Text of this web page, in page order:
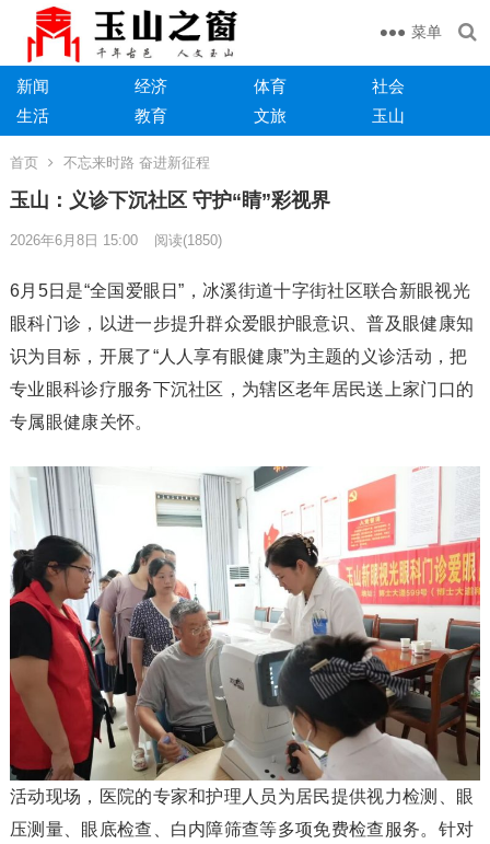
菜单
新闻 经济 体育
社会
生活
教育 文旅 玉山
首页 不忘来时路 奋进新征程
玉山：义诊下沉社区 守护“睛”彩视界
2026年6月8日 15:00 阅读(1850)
6月5日是“全国爱眼日”，冰溪街道十字街社区联合新眼视光
眼科门诊，以进一步提升群众爱眼护眼意识、普及眼健康知
识为目标，开展了“人人享有眼健康”为主题的义诊活动，把
专业眼科诊疗服务下沉社区，为辖区老年居民送上家门口的
专属眼健康关怀。
活动现场，医院的专家和护理人员为居民提供视力检测、眼
压测量、眼底检查、白内障筛查等多项免费检查服务。针对